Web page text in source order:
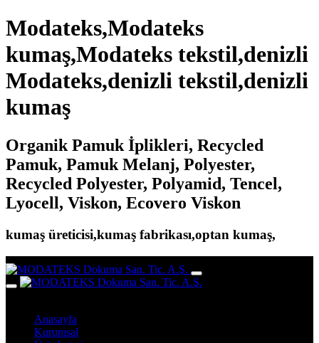
Modateks,Modateks
kumaş,Modateks tekstil,denizli
Modateks,denizli tekstil,denizli
kumaş
Organik Pamuk İplikleri, Recycled
Pamuk, Pamuk Melanj, Polyester,
Recycled Polyester, Polyamid, Tencel,
Lyocell, Viskon, Ecovero Viskon
kumaş üreticisi,kumaş fabrikası,optan kumaş,
Anasayfa
Kurumsal